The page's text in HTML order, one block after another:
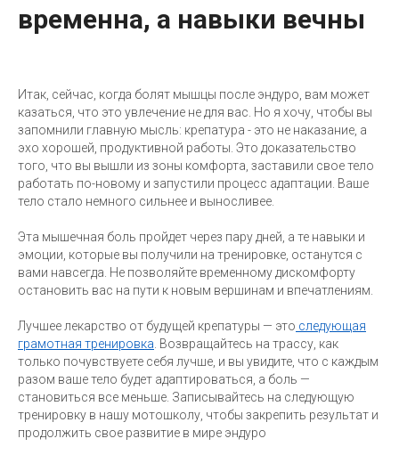
временна, а навыки вечны
Итак, сейчас, когда болят мышцы после эндуро, вам может
казаться, что это увлечение не для вас. Но я хочу, чтобы вы
запомнили главную мысль: крепатура - это не наказание, а
эхо хорошей, продуктивной работы. Это доказательство
того, что вы вышли из зоны комфорта, заставили свое тело
работать по-новому и запустили процесс адаптации. Ваше
тело стало немного сильнее и выносливее.
Эта мышечная боль пройдет через пару дней, а те навыки и
эмоции, которые вы получили на тренировке, останутся с
вами навсегда. Не позволяйте временному дискомфорту
остановить вас на пути к новым вершинам и впечатлениям.
Лучшее лекарство от будущей крепатуры — это следующая
грамотная тренировка . Возвращайтесь на трассу, как
только почувствуете себя лучше, и вы увидите, что с каждым
разом ваше тело будет адаптироваться, а боль —
становиться все меньше. Записывайтесь на следующую
тренировку в нашу мотошколу, чтобы закрепить результат и
продолжить свое развитие в мире эндуро